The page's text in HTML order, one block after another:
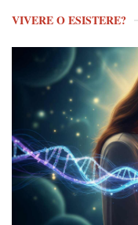
VIVERE O ESISTERE?